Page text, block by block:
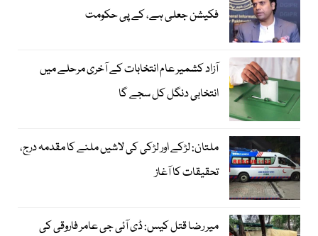
فکیشن جعلی ہے، کے پی حکومت
آزاد کشمیر عام انتخابات کے آخری مرحلے میں
انتخابی دنگل کل سجے گا
ملتان: لڑکے اور لڑکی کی لاشیں ملنے کا مقدمہ درج،
تحقیقات کا آغاز
میر رضا قتل کیس: ڈی آئی جی عامر فاروقی کی